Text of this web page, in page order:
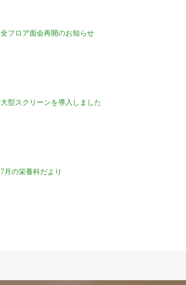
全フロア面会再開のお知らせ
大型スクリーンを導入しました
7月の栄養科だより